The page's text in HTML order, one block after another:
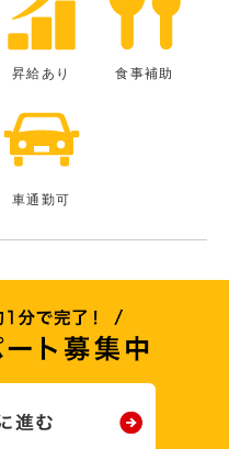
昇給あり 食事補助
車通勤可